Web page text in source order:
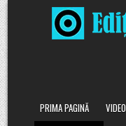
Skip
to
content
PRIMA PAGINĂ
VIDEO